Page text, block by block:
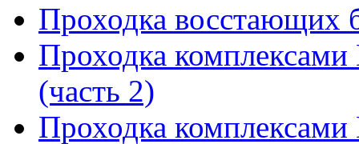
Проходка восстающих
Проходка
(часть 2)
Проходка